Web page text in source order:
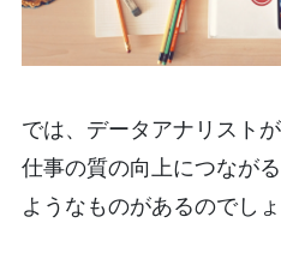
では、データアナリスト
仕事の質の向上につなが
ようなものがあるのでしょ